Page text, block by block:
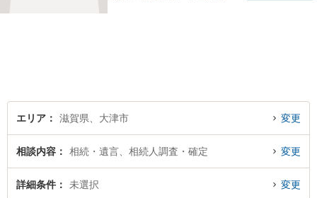
エリア 滋賀県、大津市 変更
相談内容 相続・遺言、相続人調査・確定 変更
詳細条件 未選択 変更